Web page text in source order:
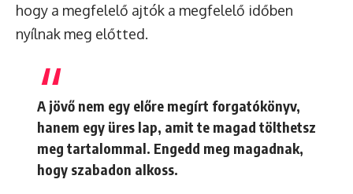
hogy a megfelelő ajtók a megfelelő időben
nyílnak meg előtted.
A jövő nem egy előre megírt forgatókönyv,
hanem egy üres lap, amit te magad tölthetsz
meg tartalommal. Engedd meg magadnak,
hogy szabadon alkoss.